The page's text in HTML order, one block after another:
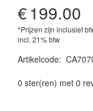
€199.00
*Prijzen zijn inclusief
incl. 21% btw
Artikelcode:
0 ster(ren) met 0